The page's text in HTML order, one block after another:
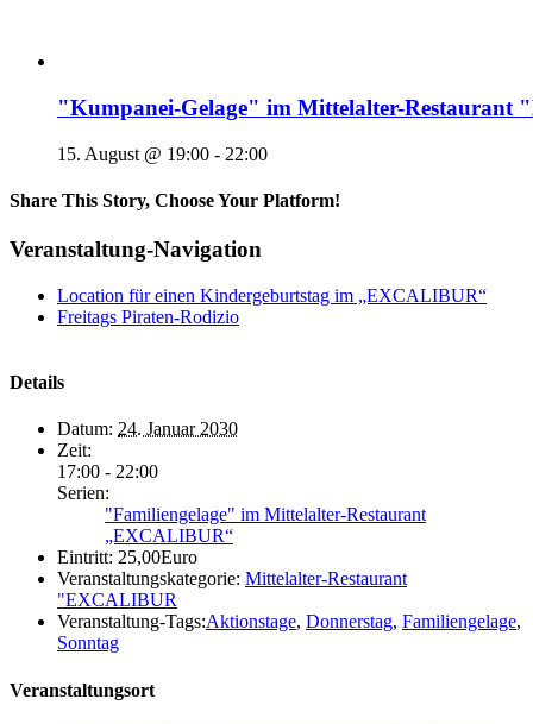
"Kumpanei-Gelage" im Mittelalter-
15. August @ 19:00 - 22:00
Share This Story, Choose Your Platform!
Veranstaltung-Navigation
Location für einen Kindergeburtstag im „EXCALIBUR“
Freitags Piraten-Rodizio
Details
Datum: 24. Januar 2030
Zeit:
17:00 - 22:00
Serien:
"Familiengelage" im Mittelalter-Restaurant
„EXCALIBUR“
Eintritt: 25,00Euro
Veranstaltungskategorie: Mittelalter-Restaurant
"EXCALIBUR
Veranstaltung-Tags:Aktionstage, Donnerstag, Familiengelage,
Sonntag
Veranstaltungsort